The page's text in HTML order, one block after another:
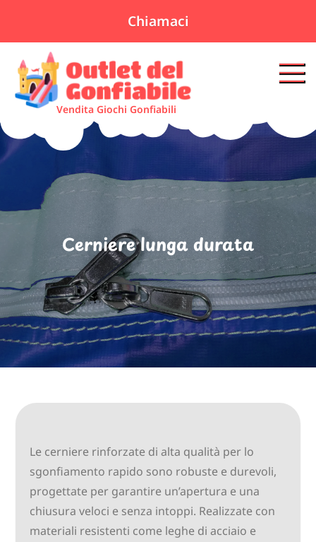
content
Vendita Giochi Gonfiabili
Cerniere lunga durata
Le cerniere rinforzate di alta qualità per lo
sgonfiamento rapido sono robuste e durevoli,
progettate per garantire un’apertura e una
chiusura veloci e senza intoppi. Realizzate con
materiali resistenti come leghe di acciaio e
Chiamaci